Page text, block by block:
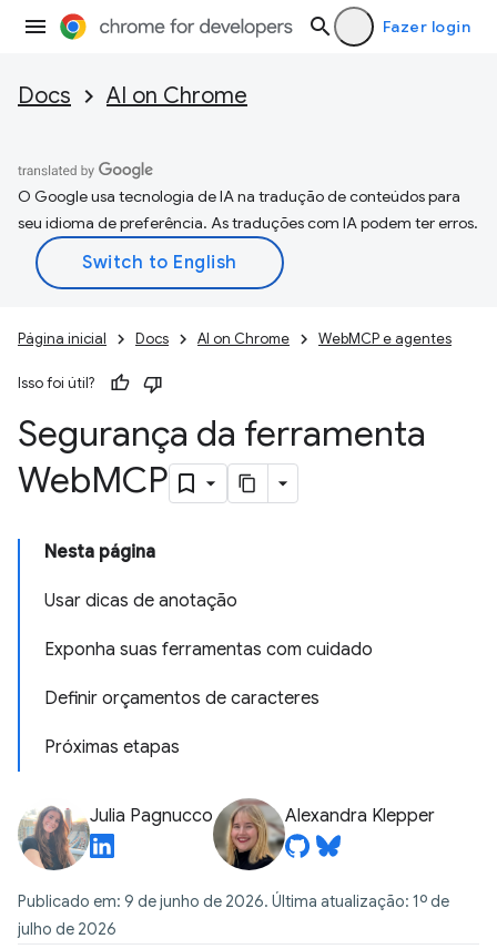
Fazer login
Docs AI on Chrome
O Google usa tecnologia de IA na tradução de conteúdos para
seu idioma de preferência. As traduções com IA podem ter erros.
Página inicial Docs AI on Chrome WebMCP e agentes
Isso foi útil?
Segurança da ferramenta
WebMCP
Nesta página
Usar dicas de anotação
Exponha suas ferramentas com cuidado
Definir orçamentos de caracteres
Próximas etapas
Julia Pagnucco Alexandra Klepper
Publicado em: 9 de junho de 2026. Última atualização: 1º de
julho de 2026